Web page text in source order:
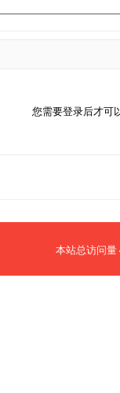
您需要登录后才可
本站总访问量